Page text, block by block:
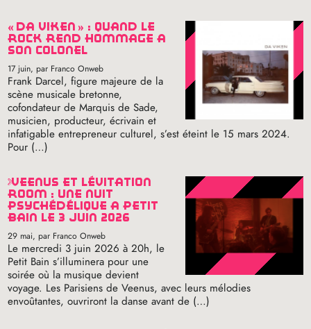
« da viken » : quand le
rock rend hommage à
son colonel
17 juin, par Franco Onweb
Frank Darcel, figure majeure de la
scène musicale bretonne,
cofondateur de Marquis de Sade,
musicien, producteur, écrivain et
infatigable entrepreneur culturel, s’est éteint le 15 mars 2024.
Pour (…)
veenus et lévitation
room : une nuit
psychédélique à petit
bain le 3 juin 2026
29 mai, par Franco Onweb
Le mercredi 3 juin 2026 à 20h, le
Petit Bain s’illuminera pour une
soirée où la musique devient
voyage. Les Parisiens de Veenus, avec leurs mélodies
envoûtantes, ouvriront la danse avant de (…)